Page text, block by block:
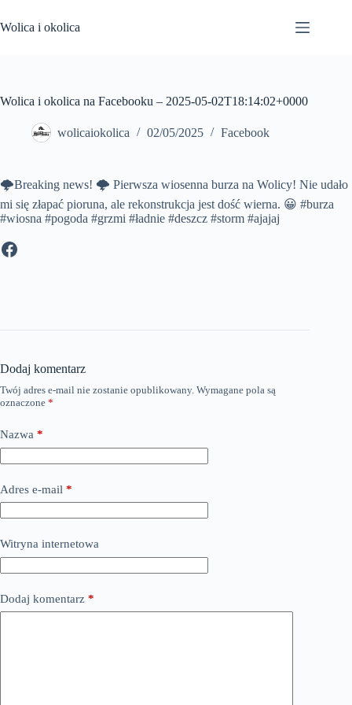
do
treści
Wolica i okolica
Wolica i okolica na Facebooku – 2025-05-02T18:14:02+0000
wolicaiokolica 02/05/2025 Facebook
🌩Breaking news! 🌩 Pierwsza wiosenna burza na Wolicy! Nie udało
mi się złapać pioruna, ale rekonstrukcja jest dość wierna. 😀 #burza
#wiosna #pogoda #grzmi #ładnie #deszcz #storm #ajajaj
Facebook
Dodaj komentarz
Twój adres e-mail nie zostanie opublikowany. Wymagane pola są
oznaczone *
Nazwa *
Adres e-mail *
Witryna internetowa
Dodaj komentarz *